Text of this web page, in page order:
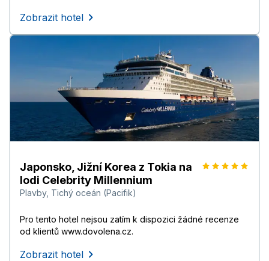
Zobrazit hotel
Japonsko, Jižní Korea z Tokia na
lodi Celebrity Millennium
Plavby, Tichý oceán (Pacifik)
Pro tento hotel nejsou zatím k dispozici žádné recenze
od klientů www.dovolena.cz.
Zobrazit hotel